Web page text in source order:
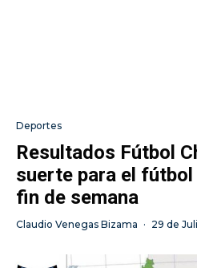
Deportes
Resultados Fútbol
suerte para el
fin de semana
Claudio Venegas Bizama · 29 de